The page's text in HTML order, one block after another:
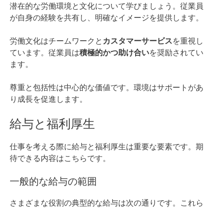
潜在的な労働環境と文化について学びましょう。従業員
が自身の経験を共有し、明確なイメージを提供します。
労働文化はチームワークと カスタマーサービスを重視し
ています。従業員は積極的かつ助け合いを奨励されてい
ます。
尊重と包括性は中心的な価値です。環境はサポートがあ
り成長を促進します。
給与と福利厚生
仕事を考える際に給与と福利厚生は重要な要素です。期
待できる内容はこちらです。
一般的な給与の範囲
さまざまな役割の典型的な給与は次の通りです。これら